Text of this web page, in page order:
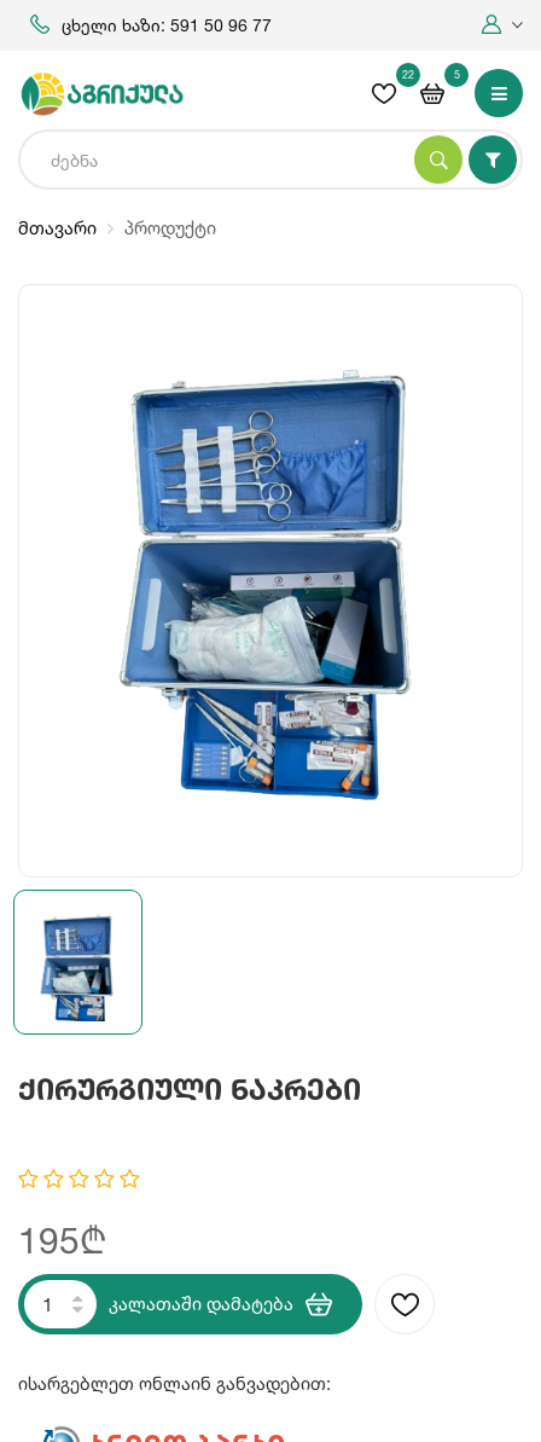
ცხელი ხაზი: 591 50 96 77
22 5
მთავარი პროდუქტი
Ქირურგიული Ნაკრები
195₾
კალათაში დამატება
ისარგებლეთ ონლაინ განვადებით: